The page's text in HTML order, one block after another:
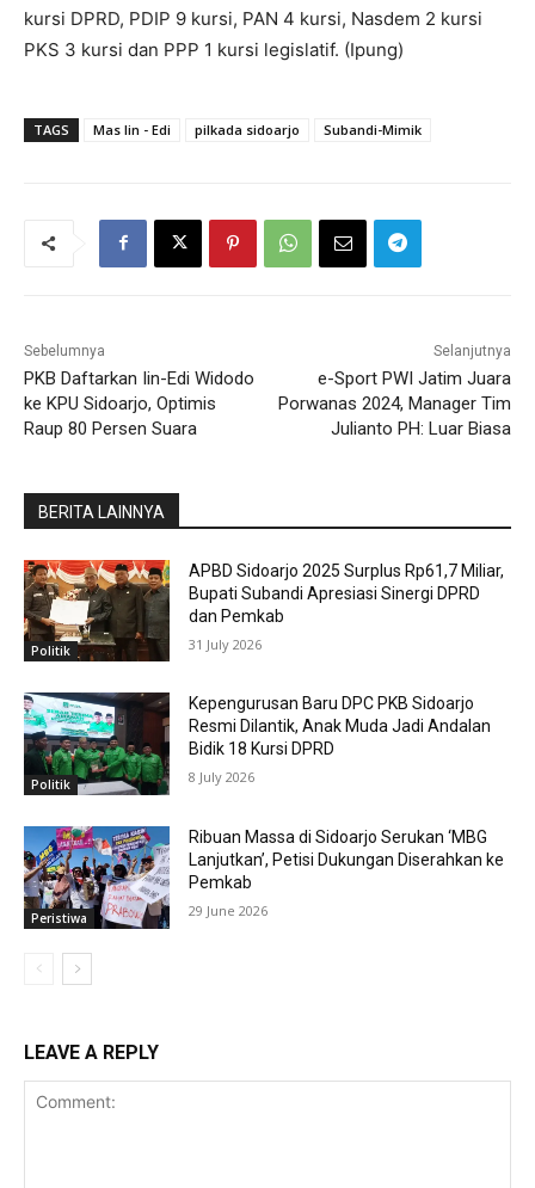
kursi DPRD, PDIP 9 kursi, PAN 4 kursi, Nasdem 2 kursi
PKS 3 kursi dan PPP 1 kursi legislatif. (Ipung)
TAGS Mas Iin - Edi pilkada sidoarjo Subandi-Mimik
Sebelumnya
PKB Daftarkan Iin-Edi Widodo
ke KPU Sidoarjo, Optimis
Raup 80 Persen Suara
Selanjutnya
e-Sport PWI Jatim Juara
Porwanas 2024, Manager Tim
Julianto PH: Luar Biasa
BERITA LAINNYA
Politik
APBD Sidoarjo 2025 Surplus Rp61,7 Miliar,
Bupati Subandi Apresiasi Sinergi DPRD
dan Pemkab
31 July 2026
Politik
Kepengurusan Baru DPC PKB Sidoarjo
Resmi Dilantik, Anak Muda Jadi Andalan
Bidik 18 Kursi DPRD
8 July 2026
Peristiwa
Ribuan Massa di Sidoarjo Serukan ‘MBG
Lanjutkan’, Petisi Dukungan Diserahkan ke
Pemkab
29 June 2026
LEAVE A REPLY